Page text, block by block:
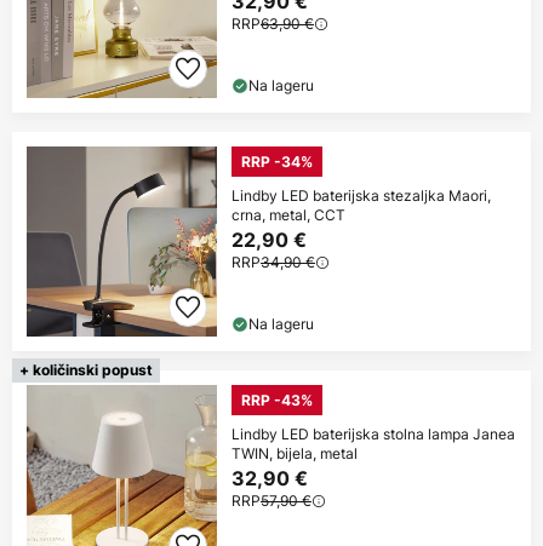
RRP63,90 €
Na lageru
RRP -34%
Lindby LED baterijska stezaljka Maori,
crna, metal, CCT
22,90 €
RRP34,90 €
Na lageru
+ količinski popust
RRP -43%
Lindby LED baterijska stolna lampa Janea
TWIN, bijela, metal
32,90 €
RRP57,90 €